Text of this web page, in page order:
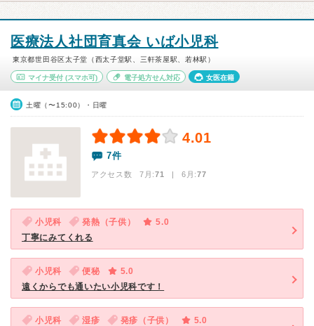
医療法人社団育真会 いば小児科
東京都世田谷区太子堂（西太子堂駅、三軒茶屋駅、若林駅）
マイナ受付 (スマホ可) 電子処方せん対応 女医在籍
土曜（〜15:00）・日曜
4.01
7件
アクセス数 7月:71 | 6月:77
小児科 発熱（子供）
5.0
丁寧にみてくれる
小児科 便秘
5.0
遠くからでも通いたい小児科です！
小児科 湿疹 発疹（子供）
5.0